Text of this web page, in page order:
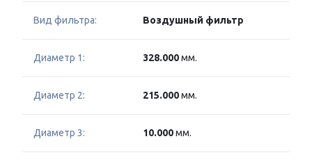
Вид фильтра: Воздушный фильтр
Диаметр 1: 328.000мм.
Диаметр 2: 215.000мм.
Диаметр 3: 10.000мм.